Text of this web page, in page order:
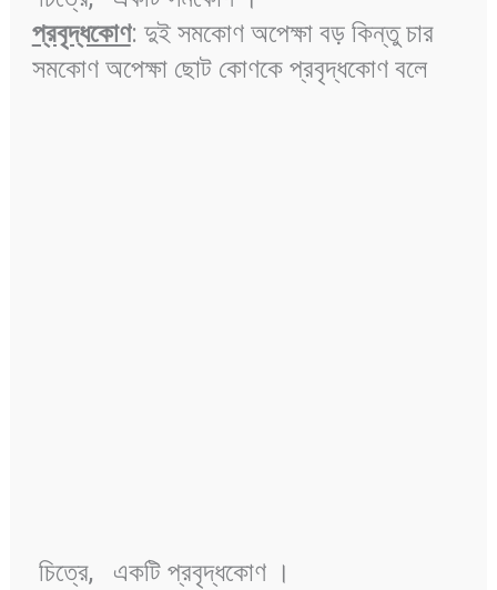
প্রবৃদ্ধকোণ: দুই সমকোণ অপেক্ষা বড় কিন্তু চার
সমকোণ অপেক্ষা ছোট কোণকে প্রবৃদ্ধকোণ বলে
চিত্রে, একটি প্রবৃদ্ধকোণ ।